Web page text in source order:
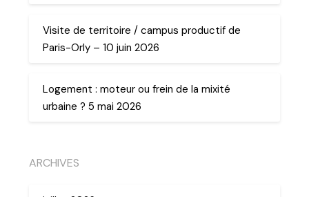
Visite de territoire / campus productif de
Paris-Orly – 10 juin 2026
Logement : moteur ou frein de la mixité
urbaine ? 5 mai 2026
ARCHIVES